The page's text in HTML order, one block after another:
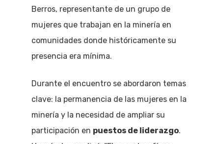
Berros, representante de un grupo de
mujeres que trabajan en la minería en
comunidades donde históricamente su
presencia era mínima.
Durante el encuentro se abordaron temas
clave: la permanencia de las mujeres en la
minería y la necesidad de ampliar su
participación en puestos de liderazgo.